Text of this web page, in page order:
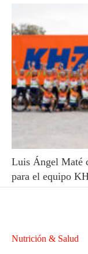
Luis Ángel Maté
para el equipo